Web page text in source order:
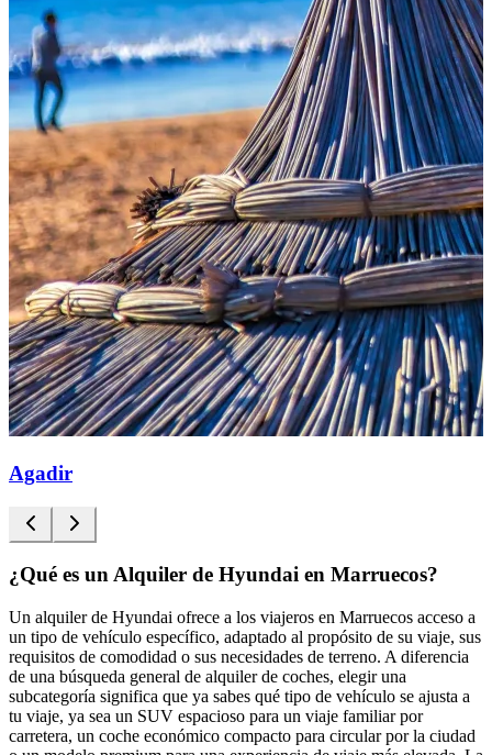
Agadir
¿Qué es un Alquiler de Hyundai en Marruecos?
Un alquiler de Hyundai ofrece a los viajeros en Marruecos acceso a
un tipo de vehículo específico, adaptado al propósito de su viaje, sus
requisitos de comodidad o sus necesidades de terreno. A diferencia
de una búsqueda general de alquiler de coches, elegir una
subcategoría significa que ya sabes qué tipo de vehículo se ajusta a
tu viaje, ya sea un SUV espacioso para un viaje familiar por
carretera, un coche económico compacto para circular por la ciudad